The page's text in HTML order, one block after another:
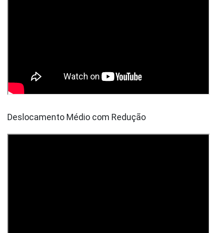
Deslocamento Médio com Redução